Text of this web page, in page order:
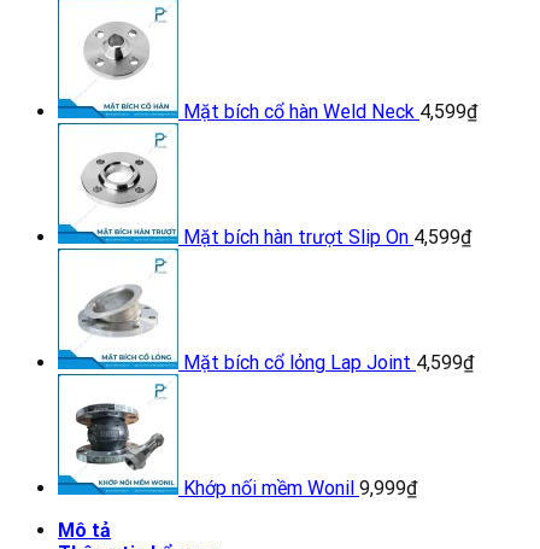
Mặt bích cổ hàn Weld Neck 4,599₫
Mặt bích hàn trượt Slip On 4,599₫
Mặt bích cổ lỏng Lap Joint 4,599₫
Khớp nối mềm Wonil 9,999₫
Mô tả